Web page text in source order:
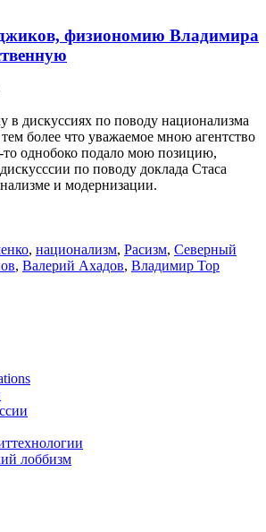
физиономию Владимира
в дискуссиях по поводу национализма
более что уважаемое мною агентство
то однобоко подало мою позицию,
по поводу доклада Стаса
и модернизации.
, национализм, Расизм, Северный
, Валерий Ахадов, Владимир Тор
лоббизм